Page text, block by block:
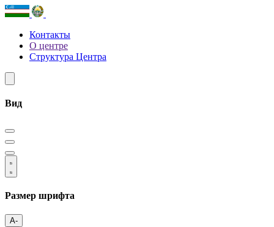
Контакты
О центре
Структура Центра
Вид
Размер шрифта
A-